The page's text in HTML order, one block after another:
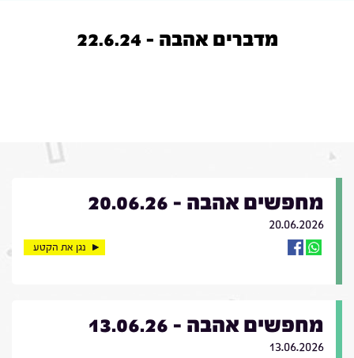
מדברים אהבה - 22.6.24
מחפשים אהבה - 20.06.26
20.06.2026
נגן את הקטע
מחפשים אהבה - 13.06.26
13.06.2026